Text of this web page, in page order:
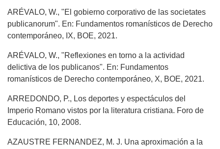
ARÉVALO, W., "El gobierno corporativo de las societates
publicanorum". En: Fundamentos romanísticos de Derecho
contemporáneo, IX, BOE, 2021.
ARÉVALO, W., "Reflexiones en torno a la actividad
delictiva de los publicanos". En: Fundamentos
romanísticos de Derecho contemporáneo, X, BOE, 2021.
ARREDONDO, P., Los deportes y espectáculos del
Imperio Romano vistos por la literatura cristiana. Foro de
Educación, 10, 2008.
AZAUSTRE FERNANDEZ, M. J. Una aproximación a la